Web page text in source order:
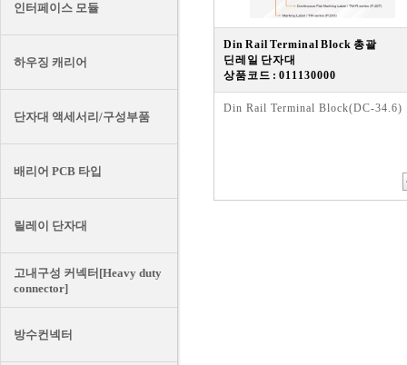
인터페이스 모듈
하우징 캐리어
단자대 액세서리/구성부품
배리어 PCB 타입
릴레이 단자대
고내구성 커넥터[Heavy duty
connector]
방수컨넥터
Din Rail Terminal Block 총괄
딘레일 단자대
상품코드 : 011130000
Din Rail Terminal Block(DC-34.6)